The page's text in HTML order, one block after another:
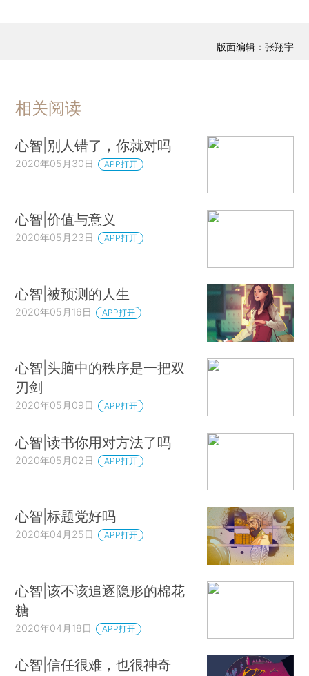
版面编辑：张翔宇
相关阅读
心智|别人错了，你就对吗
2020年05月30日 APP打开
心智|价值与意义
2020年05月23日 APP打开
心智|被预测的人生
2020年05月16日 APP打开
心智|头脑中的秩序是一把双
刃剑
2020年05月09日 APP打开
心智|读书你用对方法了吗
2020年05月02日 APP打开
心智|标题党好吗
2020年04月25日 APP打开
心智|该不该追逐隐形的棉花
糖
2020年04月18日 APP打开
心智|信任很难，也很神奇